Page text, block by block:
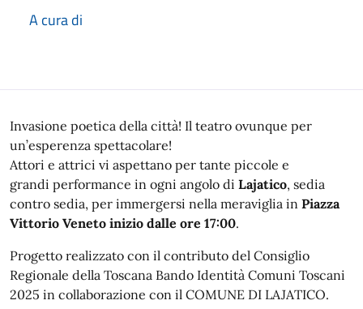
A cura di
Descrizione
Invasione poetica della città! Il teatro ovunque per
un’esperenza spettacolare!
Attori e attrici vi aspettano per tante piccole e
grandi performance in ogni angolo di Lajatico, sedia
contro sedia, per immergersi nella meraviglia in Piazza
Vittorio Veneto inizio dalle ore 17:00.
Progetto realizzato con il contributo del Consiglio
Regionale della Toscana Bando Identità Comuni Toscani
2025 in collaborazione con il COMUNE DI LAJATICO.